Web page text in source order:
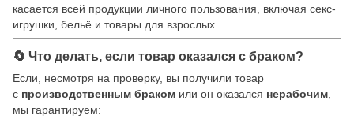
касается всей продукции личного пользования, включая секс-
игрушки, бельё и товары для взрослых.
🔄 Что делать, если товар оказался с браком?
Если, несмотря на проверку, вы получили товар
с производственным браком или он оказался нерабочим
мы гарантируем: